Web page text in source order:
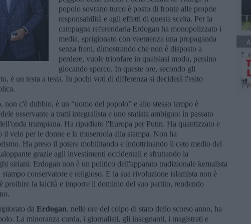
popolo sovrano turco è posto di fronte alle proprie
responsabilità e agli effetti di questa scelta. Per la
campagna referendaria Erdogan ha monopolizzato i
media, sprigionato con veemenza una propaganda
senza freni, dimostrando che non è disposto a
perdere, vuole trionfare in qualsiasi modo, persino
giocando sporco. In queste ore, secondo gli
è un testa a testa. In pochi voti di differenza si deciderà l'esito
, non c'è dubbio, è un “uomo del popolo” e allo stesso tempo è
osservante a tratti integralista e uno statista ambiguo: in passato
trumpiana. Ha ripudiato l'Europa per Putin. Ha quantizzato e
velo per le donne e la museruola alla stampa. Non ha
Ha preso il potere mobilitando e indottrinando il ceto medio del
grazie agli investimenti occidentali e sfruttando la
siriani. Erdogan non è un politico dell'apparato tradizionale kemalista
conservatore e religioso. E la sua rivoluzione islamista non è
proibire la laicità e imporre il dominio del suo partito, rendendo
da Erdogan, nelle ore del colpo di stato dello scorso anno, ha
La minoranza curda, i giornalisti, gli insegnanti, i magistrati e